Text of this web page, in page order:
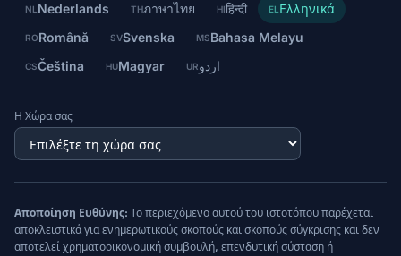
NL Nederlands THภาษาไทย HIहिन्दी EL Ελληνικά
RORomână SVSvenska MSBahasa Melayu
CSČeština HUMagyar URاردو
Η Χώρα σας
Αποποίηση Ευθύνης: Το περιεχόμενο αυτού του ιστοτόπου παρέχεται
αποκλειστικά για ενημερωτικούς σκοπούς και σκοπούς σύγκρισης και δεν
αποτελεί χρηματοοικονομική συμβουλή, επενδυτική σύσταση ή